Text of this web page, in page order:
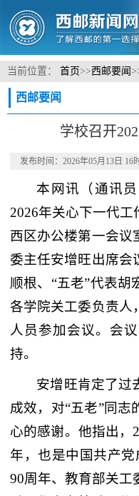
当前位置： 首页>>西邮要闻
西邮要闻
学校召开
发布时间：2026年05月13日
本网讯 （通讯
2026年关心下一代
西区办公楼第一会议
委主任安增旺出席会
顺根、“五老”代表胡
各学院关工委负责人
人员参加会议。会
持。
安增旺肯定了过
成效，对“五老”同志
心的感谢。他指出，
年，也是中国共产党
90周年、教育部关工